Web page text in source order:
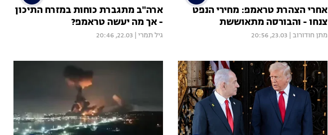
אחרי הצהרת טראמפ: מחירי הנפט
צנחו - והבורסה מתאוששת
מתן חודורוב 23.03, 20:56
ארה"ב מתגברת כוחות במזרח התיכון
- אך מה יעשה טראמפ?
גיל תמרי 22.03, 20:46